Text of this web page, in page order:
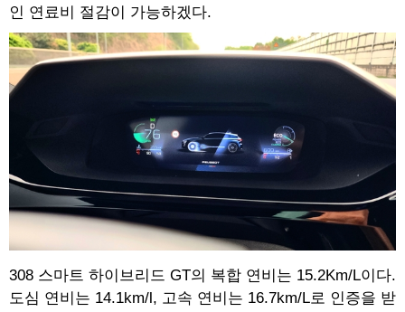
인 연료비 절감이 가능하겠다.
308 스마트 하이브리드 GT의 복합 연비는 15.2Km/L이다.
도심 연비는 14.1km/l, 고속 연비는 16.7km/L로 인증을 받